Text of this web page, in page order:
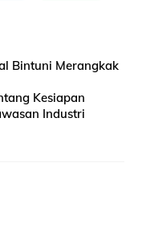
Bintuni Merangkak
Kesiapan
Industri